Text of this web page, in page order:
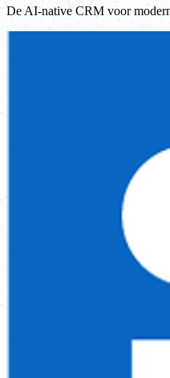
De AI-native CRM voor